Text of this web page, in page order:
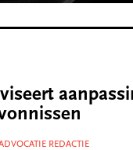
REDACTIE